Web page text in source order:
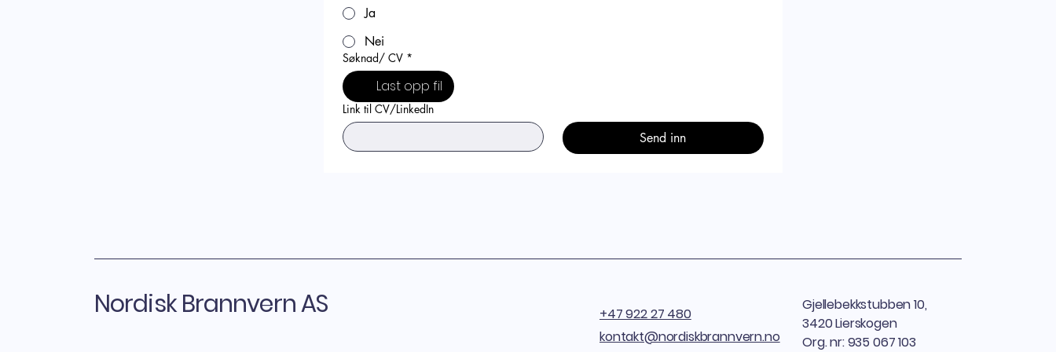
Ja
Nei
Søknad/ CV *
Last opp fil
Link til CV/LinkedIn
Send inn
Nordisk Brannvern AS
+47 922 27 480
kontakt@nordiskbrannvern.no
Gjellebekkstubben 10,
3420 Lierskogen
Org. nr: 935 067 103